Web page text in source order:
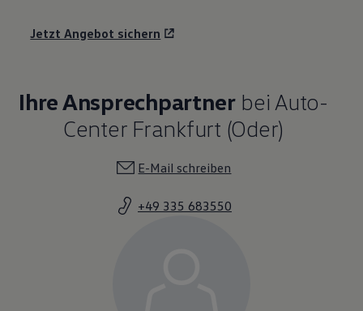
Jetzt Angebot sichern
Ihre Ansprechpartnerbei Auto-
Center Frankfurt (Oder)
E-Mail schreiben
+49 335 683550